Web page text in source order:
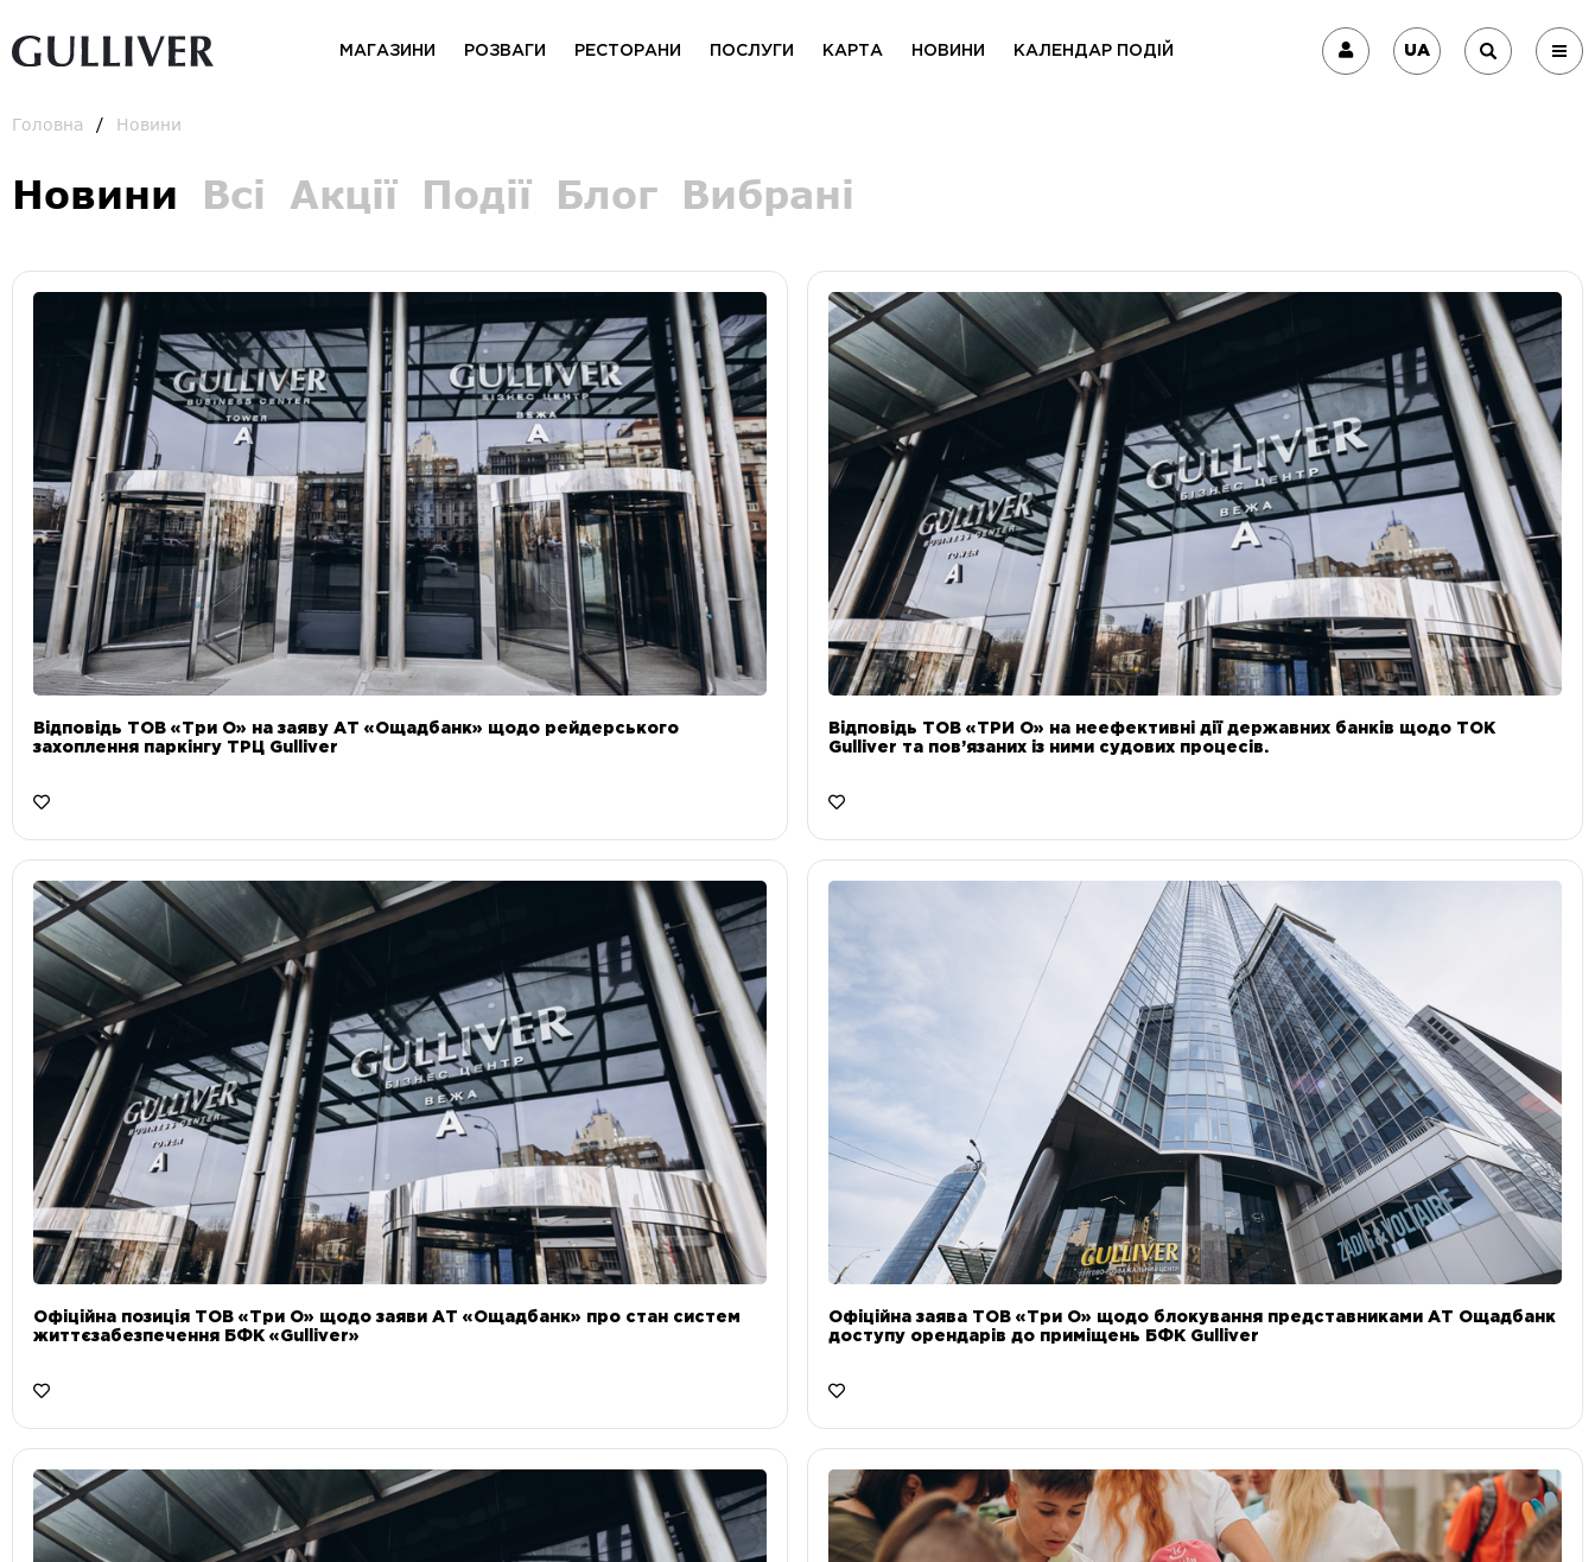
МАГАЗИНИ РОЗВАГИ РЕСТОРАНИ ПОСЛУГИ КАРТА НОВИНИ КАЛЕНДАР ПОДІЙ UA
Головна Новини
Новини Всі Акції Події Блог Вибрані
Відповідь ТОВ «Три О» на заяву АТ «Ощадбанк» щодо рейдерського
захоплення паркінгу ТРЦ Gulliver
Відповідь ТОВ «ТРИ О» на неефективні дії державних банків щодо ТОК
Gulliver та пов’язаних із ними судових процесів.
Офіційна позиція ТОВ «Три О» щодо заяви АТ «Ощадбанк» про стан систем
життєзабезпечення БФК «Gulliver»
Офіційна заява ТОВ «Три О» щодо блокування представниками АТ Ощадбанк
доступу орендарів до приміщень БФК Gulliver